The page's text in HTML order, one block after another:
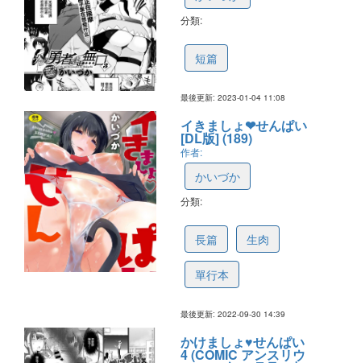
分類:
短篇
最後更新: 2023-01-04 11:08
イきましょ❤せんぱい
[DL版] (189)
作者:
かいづか
分類:
長篇 生肉
單行本
最後更新: 2022-09-30 14:39
かけましょ♥せんぱい
4 (COMIC アンスリウ